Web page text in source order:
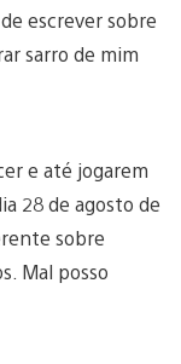
escrever sobre
sarro de mim
e até jogarem
28 de agosto de
sobre
Mal posso